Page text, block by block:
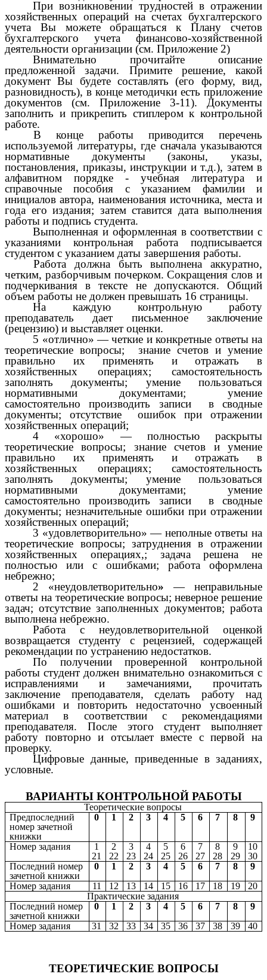
При возникновении трудностей в отражении
хозяйственных операций на счетах бухгалтерского
учета Вы можете обращаться к Плану счетов
бухгалтерского учета финансово-хозяйственной
деятельности организации (см. Приложение 2)
Внимательно прочитайте описание
предложенной задачи. Примите решение, какой
документ Вы будете составлять (его форму, вид,
разновидность), в конце методички есть приложение
документов (см. Приложение 3-11). Документы
заполнить и прикрепить стиплером к контрольной
работе.
В конце работы приводится перечень
используемой литературы, где сначала указываются
нормативные документы (законы, указы,
постановления, приказы, инструкции и т.д.), затем в
алфавитном порядке - учебная литература и
справочные пособия с указанием фамилии и
инициалов автора, наименования источника, места и
года его издания; затем ставится дата выполнения
работы и подпись студента.
Выполненная и оформленная в соответствии с
указаниями контрольная работа подписывается
студентом с указанием даты завершения работы.
Работа должна быть выполнена аккуратно,
четким, разборчивым почерком. Сокращения слов и
подчеркивания в тексте не допускаются. Общий
объем работы не должен превышать 16 страницы.
На каждую контрольную работу
преподаватель дает письменное заключение
(рецензию) и выставляет оценки.
5 «отлично» — четкие и конкретные ответы на
теоретические вопросы; знание счетов и умение
правильно их применять и отражать в
хозяйственных операциях; самостоятельность
заполнять документы; умение пользоваться
нормативными документами; умение
самостоятельно производить записи в сводные
документы; отсутствие ошибок при отражении
хозяйственных операций;
4 «хорошо» — полностью раскрыты
теоретические вопросы; знание счетов и умение
правильно их применять и отражать в
хозяйственных операциях; самостоятельность
заполнять документы; умение пользоваться
нормативными документами; умение
самостоятельно производить записи в сводные
документы; незначительные ошибки при отражении
хозяйственных операций;
3 «удовлетворительно» — неполные ответы на
теоретические вопросы;
затруднения в отражении
хозяйственных операциях,; задача решена не
полностью или с ошибками; работа оформлена
небрежно;
2 «неудовлетворительно»— неправильные
ответы на теоретические вопросы; неверное решение
задач; отсутствие заполненных документов; работа
выполнена небрежно.
Работа с неудовлетворительной оценкой
возвращается студенту с рецензией, содержащей
рекомендации по устранению недостатков.
По получении проверенной контрольной
работы студент должен внимательно ознакомиться с
исправлениями и замечаниями, прочитать
заключение преподавателя, сделать работу над
ошибками и повторить недостаточно усвоенный
материал в соответствии с рекомендациями
преподавателя. После этого студент выполняет
работу повторно и отсылает вместе с первой на
проверку.
Цифровые данные, приведенные в заданиях,
условные.
ВАРИАНТЫ КОНТРОЛЬНОЙ РАБОТЫ
Теоретические вопросы
Предпоследний
номер зачетной
книжки
0 1 2 3 4 5 6 7 8 9
Номер задания
1
21
2
22
3
23
4
24
5
25
6
26
7
27
8
28
9
29
10
30
Последний номер
зачетной книжки
0 1 2 3 4 5 6 7 8
9
Номер задания
11 12 13 14 15 16 17 18 19
20
Практические задания
Последний номер
зачетной книжки
0 1 2 3 4 5 6 7 8
9
Номер задания
31 32 33 34 35 36 37 38 39 40
ТЕОРЕТИЧЕСКИЕ ВОПРОСЫ